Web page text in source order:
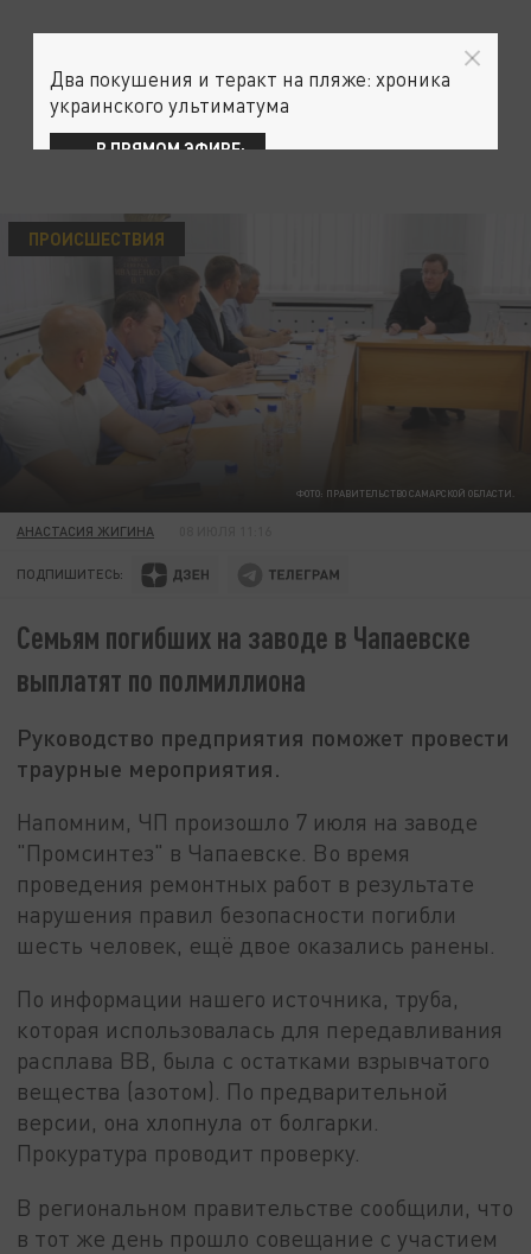
ФОТО: ПРАВИТЕЛЬСТВО САМАРСКОЙ ОБЛАСТИ.
ПРОИСШЕСТВИЯ
АНАСТАСИЯ ЖИГИНА
ПОДПИШИТЕСЬ:
Семьям погибших на заводе в Чапаевске
выплатят по полмиллиона
Руководство предприятия поможет провести
траурные мероприятия.
Напомним, ЧП произошло 7 июля на заводе
"Промсинтез" в Чапаевске. Во время
проведения ремонтных работ в результате
нарушения правил безопасности погибли
шесть человек, ещё двое оказались ранены.
По информации нашего источника, труба,
которая использовалась для передавливания
расплава ВВ, была с остатками взрывчатого
вещества (азотом). По предварительной
версии, она хлопнула от болгарки.
Прокуратура проводит проверку.
В региональном правительстве сообщили, что
в тот же день прошло совещание с участием
Два покушения и теракт на пляже: хроника
украинского ультиматума
В ПРЯМОМ ЭФИРЕ: